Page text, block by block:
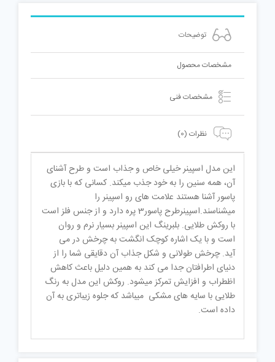
توضیحات
مشخصات محصول
مشخصات فنی
نظرات (0)
این مدل اسپینر خیلی خاص و جذاب است و طرح آشنای
آن، همه سنین را به خود جذب میکند. کسانی که با بازی
پاسور آشنا هستند علامت های رو اسپینر را
میشناسند.اسپینرطرح پاسور3 پره دارد و از جنس فلز است
با روکش طلایی. بلبرینگ این اسپینر بسیار نرم و روان
است و با یک اشاره کوچک انگشت به چرخش در می
آید. چرخش طولانی و شکل جذاب آن دقایقی شما را از
دنیای اطرافتان جدا می کند به همین دلیل باعث کاهش
اظطراب و افزایش تمرکز میشود. روکش این مدل به رنگ
طلایی با سایه های مشکی میباشد که جلوه زیباتری به آن
داده است.